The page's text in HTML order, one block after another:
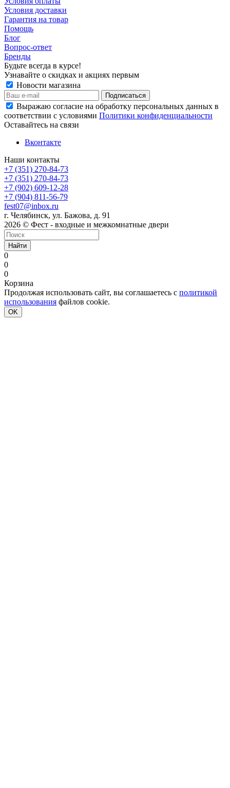
Условия доставки
Гарантия на товар
Помощь
Блог
Вопрос-ответ
Бренды
Будьте всегда в курсе!
Узнавайте о скидках и акциях первым
Новости магазина
Выражаю согласие на обработку персональных данных в
соответствии с условиями Политики конфиденциальности
Оставайтесь на связи
Вконтакте
Наши контакты
+7 (351) 270-84-73
+7 (351) 270-84-73
+7 (902) 609-12-28
+7 (904) 811-56-79
fest07@inbox.ru
г. Челябинск, ул. Бажова, д. 91
2026 © Фест - входные и межкомнатные двери
Найти
0
0
0
Корзина
Продолжая использовать сайт, вы соглашаетесь с политикой
использования файлов cookie.
OK